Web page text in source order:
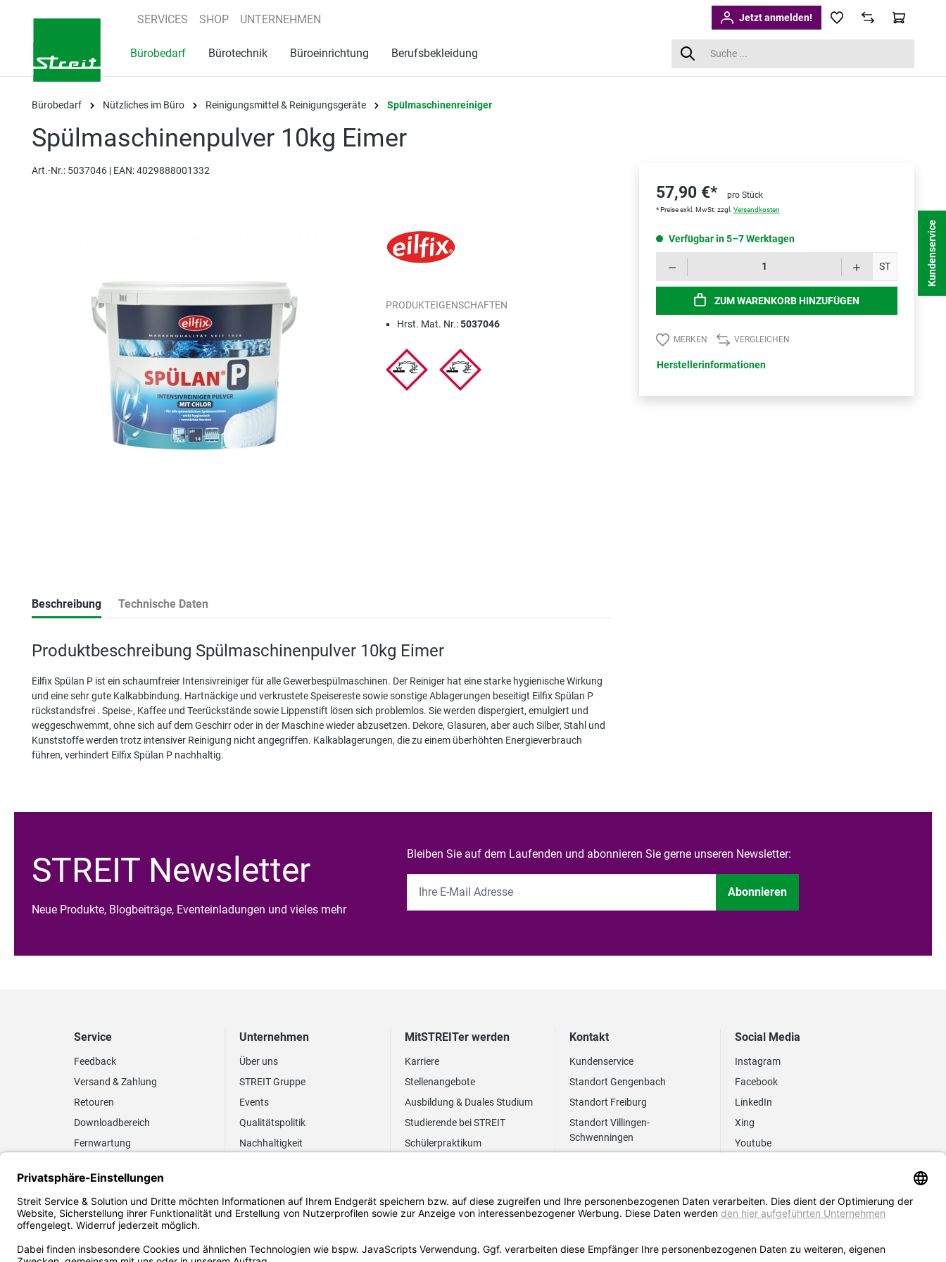
Zur Hauptnavigation springen
SERVICES SHOP UNTERNEHMEN Jetzt anmelden!
Bürobedarf Bürotechnik Büroeinrichtung Berufsbekleidung
Bürobedarf Nützliches im Büro Reinigungsmittel & Reinigungsgeräte Spülmaschinenreiniger
Spülmaschinenpulver 10kg Eimer
Art.-Nr.: 5037046 | EAN: 4029888001332
PRODUKTEIGENSCHAFTEN
Hrst. Mat. Nr.:5037046
Beschreibung Technische Daten
Produktbeschreibung Spülmaschinenpulver 10kg Eimer
Eilfix Spülan P ist ein schaumfreier Intensivreiniger für alle Gewerbespülmaschinen. Der Reiniger hat eine starke hygienische Wirkung
und eine sehr gute Kalkabbindung. Hartnäckige und verkrustete Speisereste sowie sonstige Ablagerungen beseitigt Eilfix Spülan P
rückstandsfrei . Speise-, Kaffee und Teerückstände sowie Lippenstift lösen sich problemlos. Sie werden dispergiert, emulgiert und
weggeschwemmt, ohne sich auf dem Geschirr oder in der Maschine wieder abzusetzen. Dekore, Glasuren, aber auch Silber, Stahl und
Kunststoffe werden trotz intensiver Reinigung nicht angegriffen. Kalkablagerungen, die zu einem überhöhten Energieverbrauch
führen, verhindert Eilfix Spülan P nachhaltig.
57,90 €* pro Stück
* Preise exkl. MwSt. zzgl. Versandkosten
Verfügbar in 5–7 Werktagen
ST
ZUM WARENKORB HINZUFÜGEN
MERKEN VERGLEICHEN
Herstellerinformationen
STREIT Newsletter
Neue Produkte, Blogbeiträge, Eventeinladungen und vieles mehr
Bleiben Sie auf dem Laufenden und abonnieren Sie gerne unseren Newsletter:
Abonnieren
Service
Feedback
Versand & Zahlung
Retouren
Downloadbereich
Fernwartung
Elektronischer
Rechnungsversand
FAQ EUDR
Unternehmen
Über uns
STREIT Gruppe
Events
Qualitätspolitik
Nachhaltigkeit
MitSTREITer werden
Karriere
Stellenangebote
Ausbildung & Duales Studium
Studierende bei STREIT
Schülerpraktikum
Kontakt
Kundenservice
Standort Gengenbach
Standort Freiburg
Standort Villingen-
Schwenningen
Social Media
Instagram
Facebook
LinkedIn
Xing
Youtube
Kundenservice